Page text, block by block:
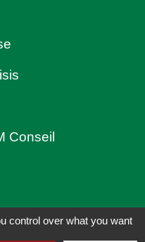
Conseil
- Accessibilité -
control over what you want